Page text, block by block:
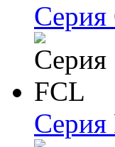
Серия
Серия